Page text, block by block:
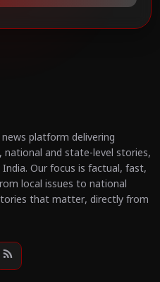
platform delivering
national and state-level stories,
Our focus is factual, fast,
local issues to national
that matter, directly from